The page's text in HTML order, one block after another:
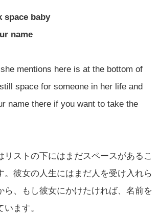
space baby
name
mentions here is at the bottom of
space for someone in her life and
name there if you want to take the
リストの下にはまだスペースがあるこ
。彼女の人生にはまだ人を受け入れら
ら、もし彼女にかけたければ、名前を
ます。